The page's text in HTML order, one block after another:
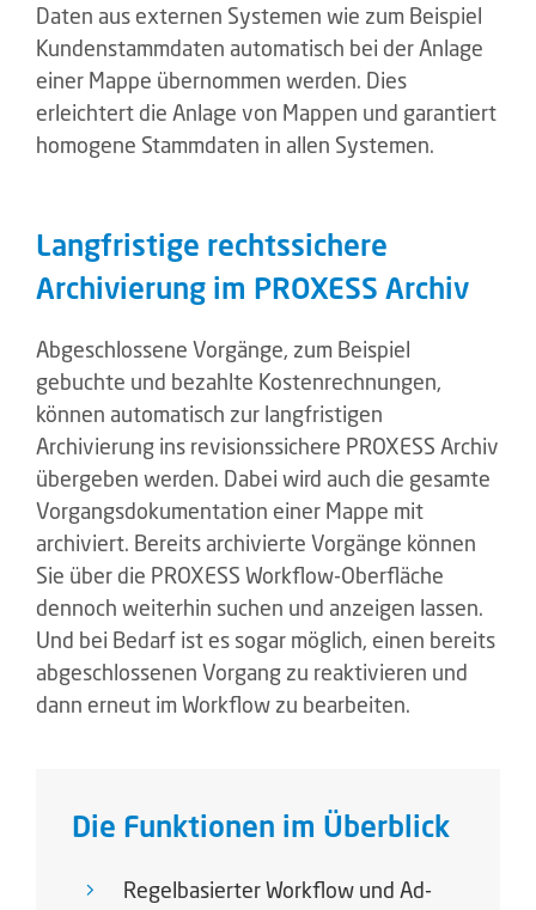
Daten aus externen Systemen wie zum Beispiel
Kundenstammdaten automatisch bei der Anlage
einer Mappe übernommen werden. Dies
erleichtert die Anlage von Mappen und garantiert
homogene Stammdaten in allen Systemen.
Langfristige rechtssichere
Archivierung im PROXESS Archiv
Abgeschlossene Vorgänge, zum Beispiel
gebuchte und bezahlte Kostenrechnungen,
können automatisch zur langfristigen
Archivierung ins revisionssichere PROXESS Archiv
übergeben werden. Dabei wird auch die gesamte
Vorgangsdokumentation einer Mappe mit
archiviert. Bereits archivierte Vorgänge können
Sie über die PROXESS Workflow-Oberfläche
dennoch weiterhin suchen und anzeigen lassen.
Und bei Bedarf ist es sogar möglich, einen bereits
abgeschlossenen Vorgang zu reaktivieren und
dann erneut im Workflow zu bearbeiten.
Die Funktionen im Überblick
Regelbasierter Workflow und Ad-